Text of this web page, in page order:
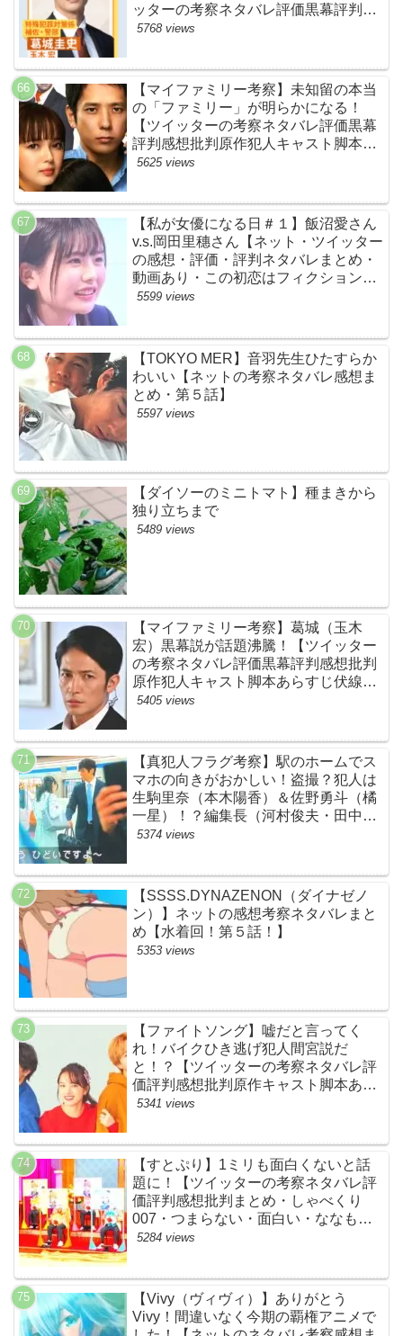
ッターの考察ネタバレ評価黒幕評判感
想批判原作犯人キャスト脚本あらすじ
5768 views
【マイファミリー考察】未知留の本当
の「ファミリー」が明らかになる！
【ツイッターの考察ネタバレ評価黒幕
評判感想批判原作犯人キャスト脚本あ
らすじ伏線まとめ】
5625 views
【私が女優になる日＃１】飯沼愛さん
v.s.岡田里穗さん【ネット・ツイッター
の感想・評価・評判ネタバレまとめ・
動画あり・この初恋はフィクションで
す・初恋Ｆ】
5599 views
【TOKYO MER】音羽先生ひたすらか
わいい【ネットの考察ネタバレ感想ま
とめ・第５話】
5597 views
【ダイソーのミニトマト】種まきから
独り立ちまで
5489 views
【マイファミリー考察】葛城（玉木
宏）黒幕説が話題沸騰！【ツイッター
の考察ネタバレ評価黒幕評判感想批判
原作犯人キャスト脚本あらすじ伏線ま
とめ】
5405 views
【真犯人フラグ考察】駅のホームでス
マホの向きがおかしい！盗撮？犯人は
生駒里奈（本木陽香）＆佐野勇斗（橘
一星）！？編集長（河村俊夫・田中哲
司説も？【ネット・ツイッターの考察
5374 views
【SSSS.DYNAZENON（ダイナゼノ
ン）】ネットの感想考察ネタバレまと
め【水着回！第５話！】
5353 views
【ファイトソング】嘘だと言ってく
れ！バイクひき逃げ犯人間宮説だ
と！？【ツイッターの考察ネタバレ評
価評判感想批判原作キャスト脚本あら
すじ伏線まとめ犯人黒幕・ドラマ・交
5341 views
【すとぷり】1ミリも面白くないと話
題に！【ツイッターの考察ネタバレ評
価評判感想批判まとめ・しゃべくり
007・つまらない・面白い・ななも
り。・ジェル・さとみ・ころん・るぅ
5284 views
【Vivy（ヴィヴィ）】ありがとう
Vivy！間違いなく今期の覇権アニメで